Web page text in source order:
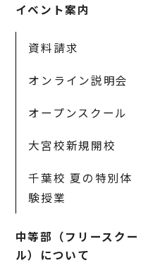
イベント案内
資料請求
オンライン説明会
オープンスクール
大宮校新規開校
千葉校 夏の特別体
験授業
中等部（フリースクー
ル）について